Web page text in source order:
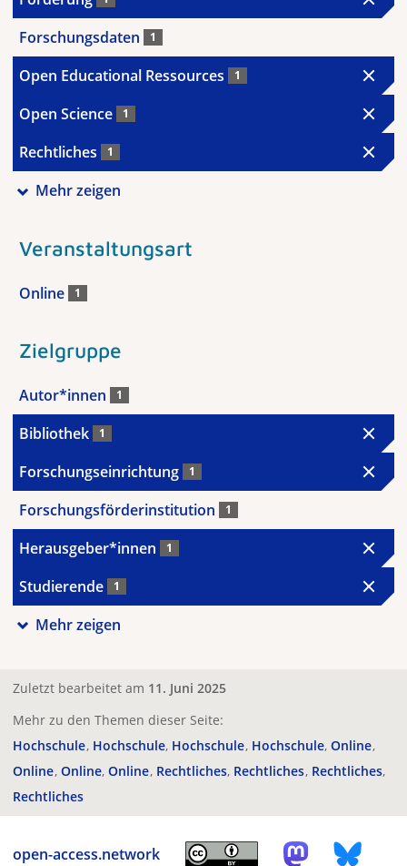
Forschungsdaten 1
Open Educational Ressources 1
Open Science 1
Rechtliches 1
Mehr zeigen
Veranstaltungsart
Online 1
Zielgruppe
Autor*innen 1
Bibliothek 1
Forschungseinrichtung 1
Forschungsförderinstitution 1
Herausgeber*innen 1
Studierende 1
Mehr zeigen
Zuletzt bearbeitet am 11. Juni 2025
Mehr zu den Themen dieser Seite:
Hochschule Hochschule Hochschule Hochschule Online
Online Online Online Rechtliches Rechtliches Rechtliches
Rechtliches
open-access.network